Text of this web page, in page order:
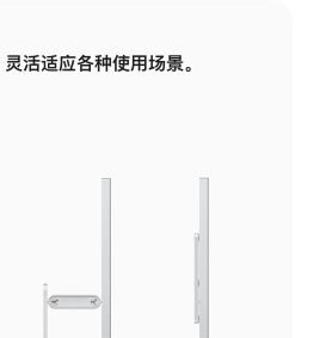
灵活适应各种使用场景。